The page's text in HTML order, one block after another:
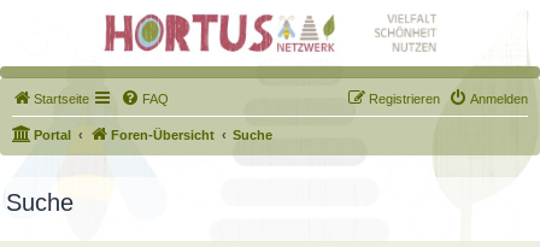
Startseite FAQ Anmelden
Registrieren
Portal Foren-Übersicht Suche
Suche